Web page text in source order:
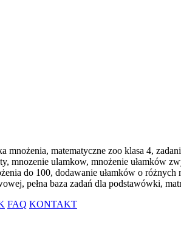
matematyczne zoo klasa 4,
mnozenie ulamkow, mnożenie ułamków
do 100, dodawanie ułamków o
pełna baza zadań dla podstawówki,
FAQ KONTAKT